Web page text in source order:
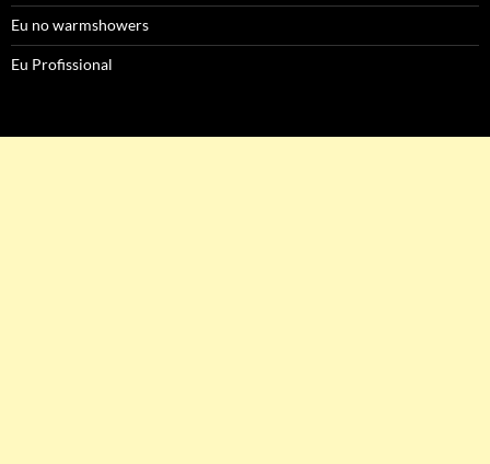
Eu no warmshowers
Eu Profissional